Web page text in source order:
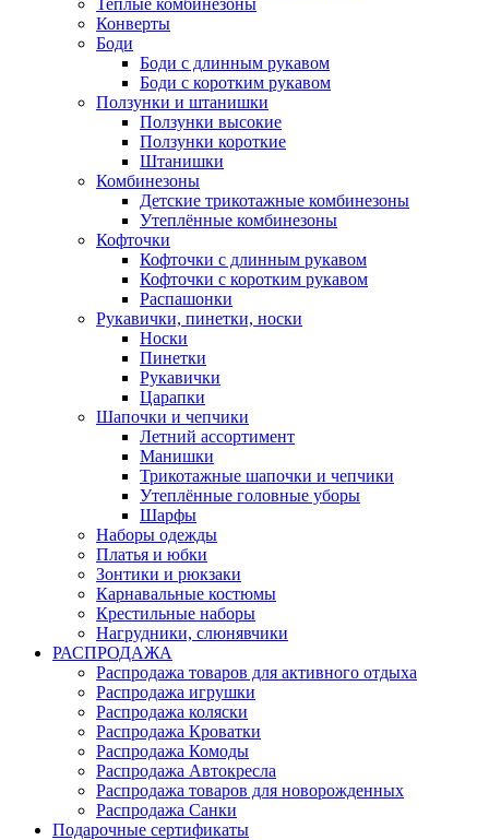
Теплые комбинезоны
Конверты
Боди
Боди с длинным рукавом
Боди с коротким рукавом
Ползунки и штанишки
Ползунки высокие
Ползунки короткие
Штанишки
Комбинезоны
Детские трикотажные комбинезоны
Утеплённые комбинезоны
Кофточки
Кофточки с длинным рукавом
Кофточки с коротким рукавом
Распашонки
Рукавички, пинетки, носки
Носки
Пинетки
Рукавички
Царапки
Шапочки и чепчики
Летний ассортимент
Манишки
Трикотажные шапочки и чепчики
Утеплённые головные уборы
Шарфы
Наборы одежды
Платья и юбки
Зонтики и рюкзаки
Карнавальные костюмы
Крестильные наборы
Нагрудники, слюнявчики
РАСПРОДАЖА
Распродажа товаров для активного отдыха
Распродажа игрушки
Распродажа коляски
Распродажа Кроватки
Распродажа Комоды
Распродажа Автокресла
Распродажа товаров для новорожденных
Распродажа Санки
Подарочные сертификаты